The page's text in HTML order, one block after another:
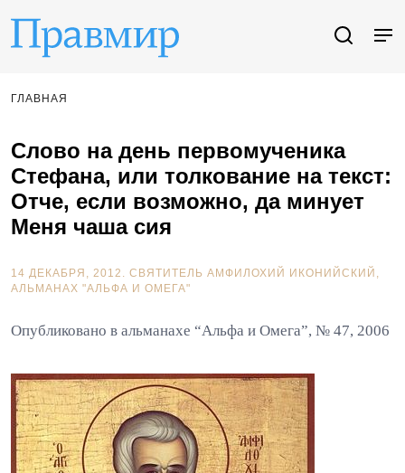
ГЛАВНАЯ
Слово на день первомученика
Стефана, или толкование на текст:
Отче, если возможно, да минует
Меня чаша сия
14 ДЕКАБРЯ, 2012. СВЯТИТЕЛЬ АМФИЛОХИЙ ИКОНИЙСКИЙ
АЛЬМАНАХ "АЛЬФА И ОМЕГА"
Опубликовано в альманахе “Альфа и Омега”, № 47, 2006